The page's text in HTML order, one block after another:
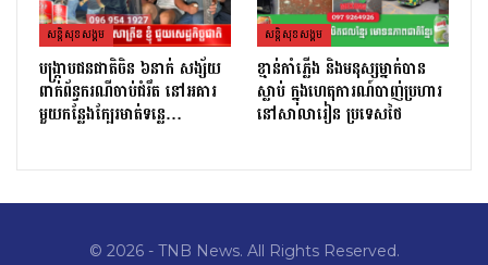
សន្តិសុខសង្គម
បង្ក្រាបជនជាតិចិន ៦នាក់ សង្ស័យ
ពាក់ព័ន្ធករណីចាប់ជំរឹត នៅអគារ
មួយកន្លែងក្បែរមាត់ទន្លេ…
សន្តិសុខសង្គម
ខ្មាន់កាំភ្លើង និងមនុស្សម្នាក់បាន
ស្លាប់ ក្នុងហេតុការណ៍បាញ់ប្រហារ
នៅសាលារៀន ប្រទេសថៃ
© 2026 - TNB News. All Rights Reserved.